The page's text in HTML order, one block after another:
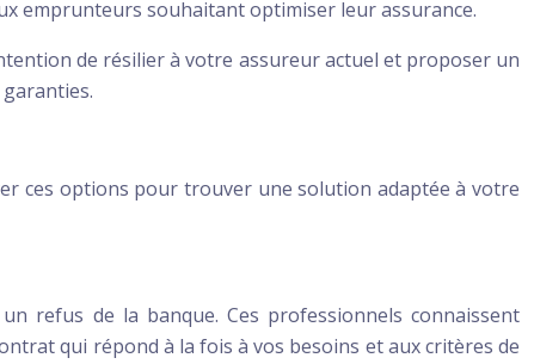
emprunteurs souhaitant optimiser leur assurance.
de résilier à votre assureur actuel et proposer un
ces options pour trouver une solution adaptée à votre
refus de la banque. Ces professionnels connaissent
qui répond à la fois à vos besoins et aux critères de